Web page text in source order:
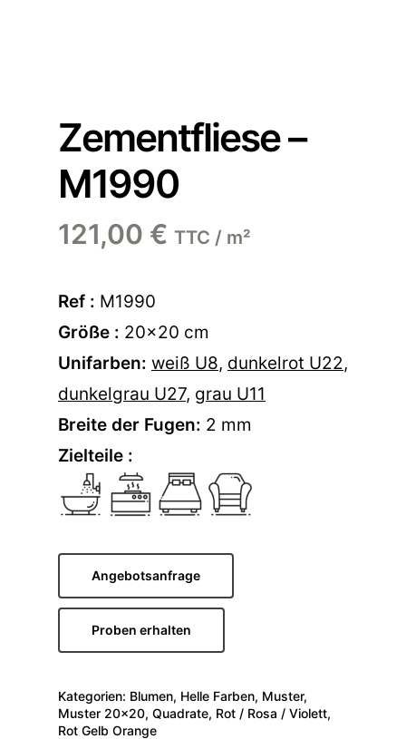
Zementfliese –
M1990
121,00 € TTC / m²
Ref : M1990
Größe : 20×20 cm
Unifarben: weiß U8, dunkelrot U22,
dunkelgrau U27, grau U11
Breite der Fugen: 2 mm
Zielteile :
Angebotsanfrage
Proben erhalten
Kategorien: Blumen, Helle Farben, Muster,
Muster 20x20, Quadrate, Rot / Rosa / Violett,
Rot Gelb Orange